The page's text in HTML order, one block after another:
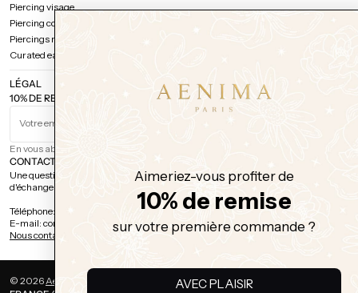
10% DE REMISE SUR VOTRE PREMIÈRE COMMANDE
Votre email
En vous abonnant, vous comprenez et acceptez notre
Piercing visage
Piercing corps
Piercings multiples
Curated ear / Discussion projet
LÉGAL
CONTACT
Une question sur une commande, un bijou, un piercing, ou simplement envie
d'échanger ? Nous sommes là.
Téléphone: 01 42 78 14 22
E-mail: contact@aenimaparis.fr
Nous contacter
© 2026Aenima Paris
Aimeriez-vous profiter de
10% de remise
sur votre première commande ?
AVEC PLAISIR